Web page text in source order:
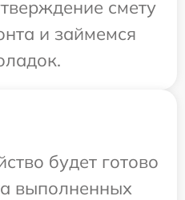
смету
и займемся
будет готово
выполненных